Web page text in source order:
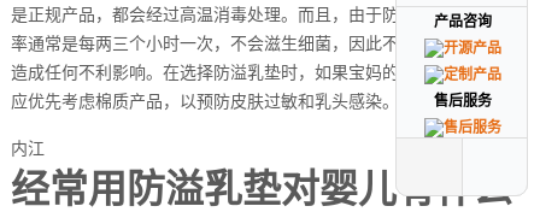
是正规产品，都会经过高温消毒处理。而且，由于防溢乳垫的更换频
率通常是每两三个小时一次，不会滋生细菌，因此不会对孩子的健康
造成任何不利影响。在选择防溢乳垫时，如果宝妈的皮肤较为敏感，
应优先考虑棉质产品，以预防皮肤过敏和乳头感染。
内江
经常用防溢乳垫对婴儿有什么
产品咨询
售后服务
产品咨询
售后服务